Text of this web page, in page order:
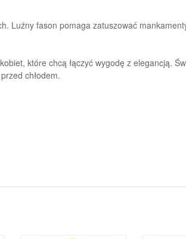
Luźny fason pomaga zatuszować
które chcą łączyć wygodę z elegancją.
chłodem.